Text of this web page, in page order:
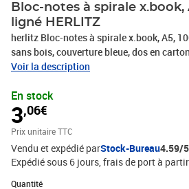
Bloc-notes à spirale x.book,
ligné HERLITZ
herlitz Bloc-notes à spirale x.book, A5,
sans bois, couverture bleue, dos en
réduit, (00110510-006)
Voir la description
En stock
3,06€
Prix unitaire TTC
Vendu et expédié parStock-Bureau4.59/5
Expédié sous 6 jours, frais de port à
Quantité
Quantité : 1